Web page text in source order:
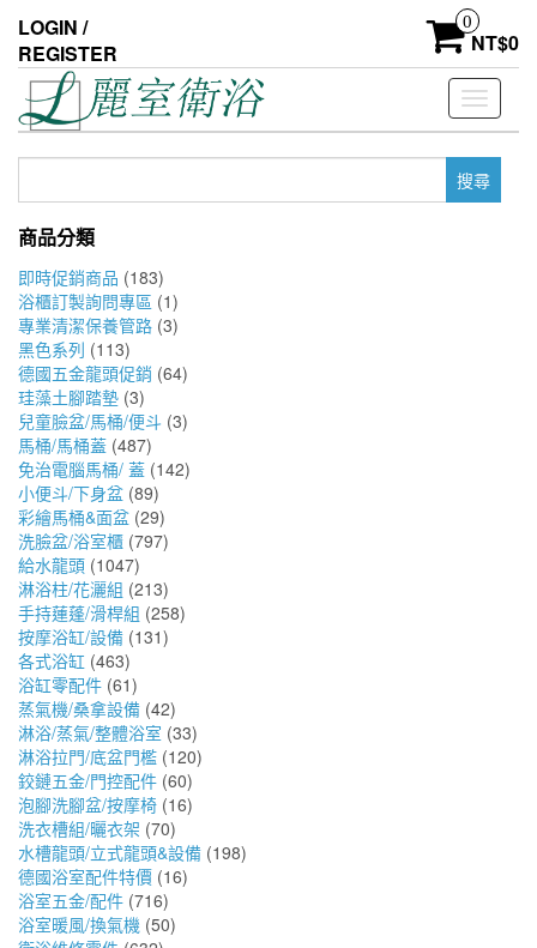
the
content
LOGIN /
REGISTER
0
NT$0
Toggle
鍵
商品分類
即時促銷商品 (183)
浴櫃訂製詢問專區 (1)
專業清潔保養管路 (3)
黑色系列 (113)
德國五金龍頭促銷 (64)
珪藻土腳踏墊 (3)
兒童臉盆/馬桶/便斗 (3)
馬桶/馬桶蓋 (487)
免治電腦馬桶/ 蓋 (142)
小便斗/下身盆 (89)
彩繪馬桶&面盆 (29)
洗臉盆/浴室櫃 (797)
給水龍頭 (1047)
淋浴柱/花灑組 (213)
手持蓮蓬/滑桿組 (258)
按摩浴缸/設備 (131)
各式浴缸 (463)
浴缸零配件 (61)
蒸氣機/桑拿設備 (42)
淋浴/蒸氣/整體浴室 (33)
淋浴拉門/底盆門檻 (120)
鉸鏈五金/門控配件 (60)
泡腳洗腳盆/按摩椅 (16)
洗衣槽組/曬衣架 (70)
水槽龍頭/立式龍頭&設備 (198)
德國浴室配件特價 (16)
浴室五金/配件 (716)
浴室暖風/換氣機 (50)